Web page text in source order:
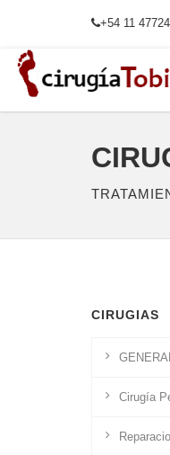
+54 11
CIRUGIAS
Cirugía